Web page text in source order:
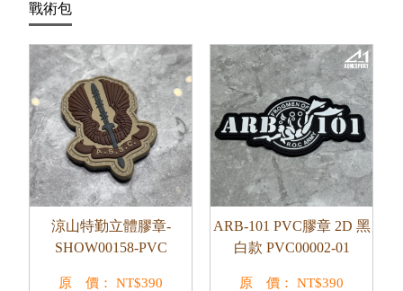
戰術包
涼山特勤立體膠章-
SHOW00158-PVC
原 價： NT$390
ARB-101 PVC膠章 2D 黑
白款 PVC00002-01
原 價： NT$390